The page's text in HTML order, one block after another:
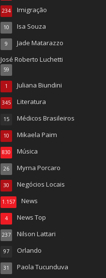
Imigração
234
Isa Souza
10
Jade Matarazzo
9
José Roberto Luchetti
59
Juliana Biundini
1
Literatura
345
Médicos Brasileiros
15
Mikaela Paim
10
Música
830
Myrna Porcaro
26
Negócios Locais
30
News
1.157
News Top
4
Nilson Lattari
237
Orlando
97
Paola Tucunduva
31